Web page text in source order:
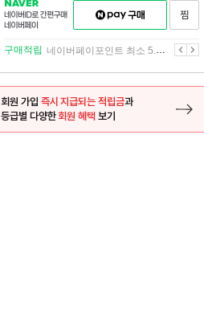
NAVER
네이버
ID로
간편구매
네이버페이
구매하기
이전
구매적립 네이버페이포인트 최소 5.5% 적립 다음
회원 가입 즉시 지급되는 적립금과
등급별 다양한회원 혜택 보기